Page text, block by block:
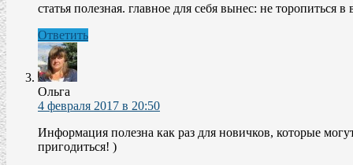
статья полезная. главное для себя вынес: не
Ответить
Ольга
4 февраля 2017 в 20:50
Информация полезна как раз для новичков, которые
пригодиться! )